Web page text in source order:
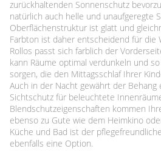
zurückhaltenden Sonnenschutz
natürlich auch helle und unaufgeregte
Oberflächenstruktur ist glatt und
Farbton ist daher entscheidend für die
Rollos passt sich farblich der
kann Räume optimal verdunkeln und
sorgen, die den Mittagsschlaf Ihrer
Auch in der Nacht gewährt der Behang
Sichtschutz für beleuchtete
Blendschutzeigenschaften kommen
ebenso zu Gute wie dem Heimkino
Küche und Bad ist der
ebenfalls eine Option.